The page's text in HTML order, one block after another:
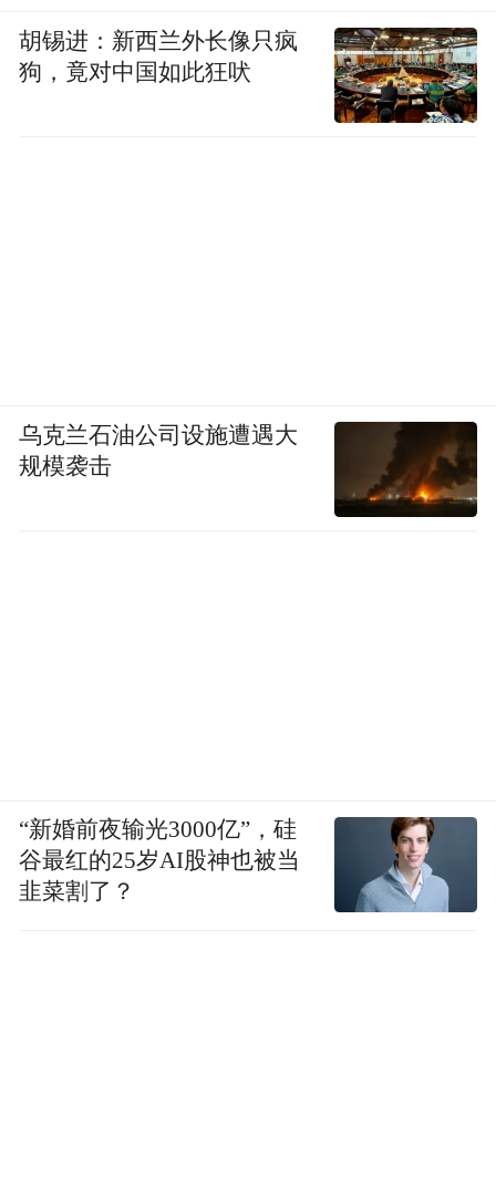
胡锡进：新西兰外长像只疯
狗，竟对中国如此狂吠
乌克兰石油公司设施遭遇大
规模袭击
“新婚前夜输光3000亿”，硅
谷最红的25岁AI股神也被当
韭菜割了？